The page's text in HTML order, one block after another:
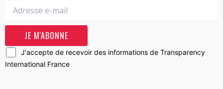
J'accepte de recevoir des informations de Transparency
International France